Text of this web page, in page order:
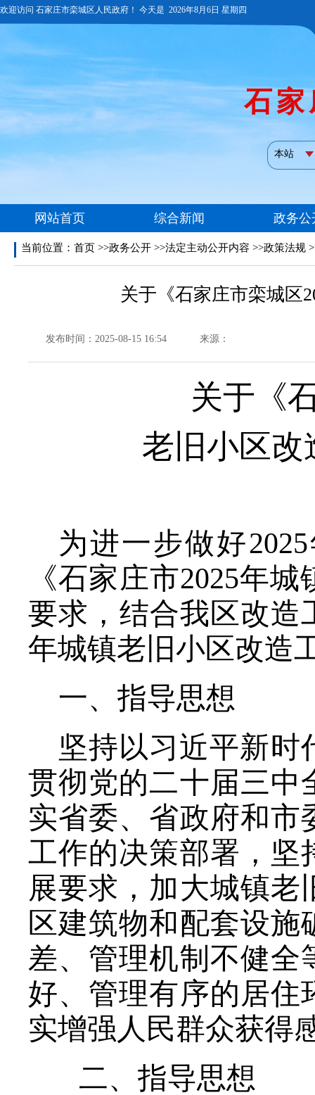
当前位置： 首页 >>政务公开 >>法定主动公开内容 >>政策法规
关于《石家庄市栾城区
发布时间：2025-08-15 16:54 来源：
关于《
老旧小区改
为进一步做好
《石家庄市2025年城
要求，结合我区改造
年城镇老旧小区改造
一、指导思想
坚持以习近平新时
贯彻党的二十届三中
实省委、省政府和市
工作的决策部署，坚
展要求，加大城镇
区建筑物和配套设
差、管理机制不健全
好、管理有序的居住
实增强人民群众获得
二、指导思想